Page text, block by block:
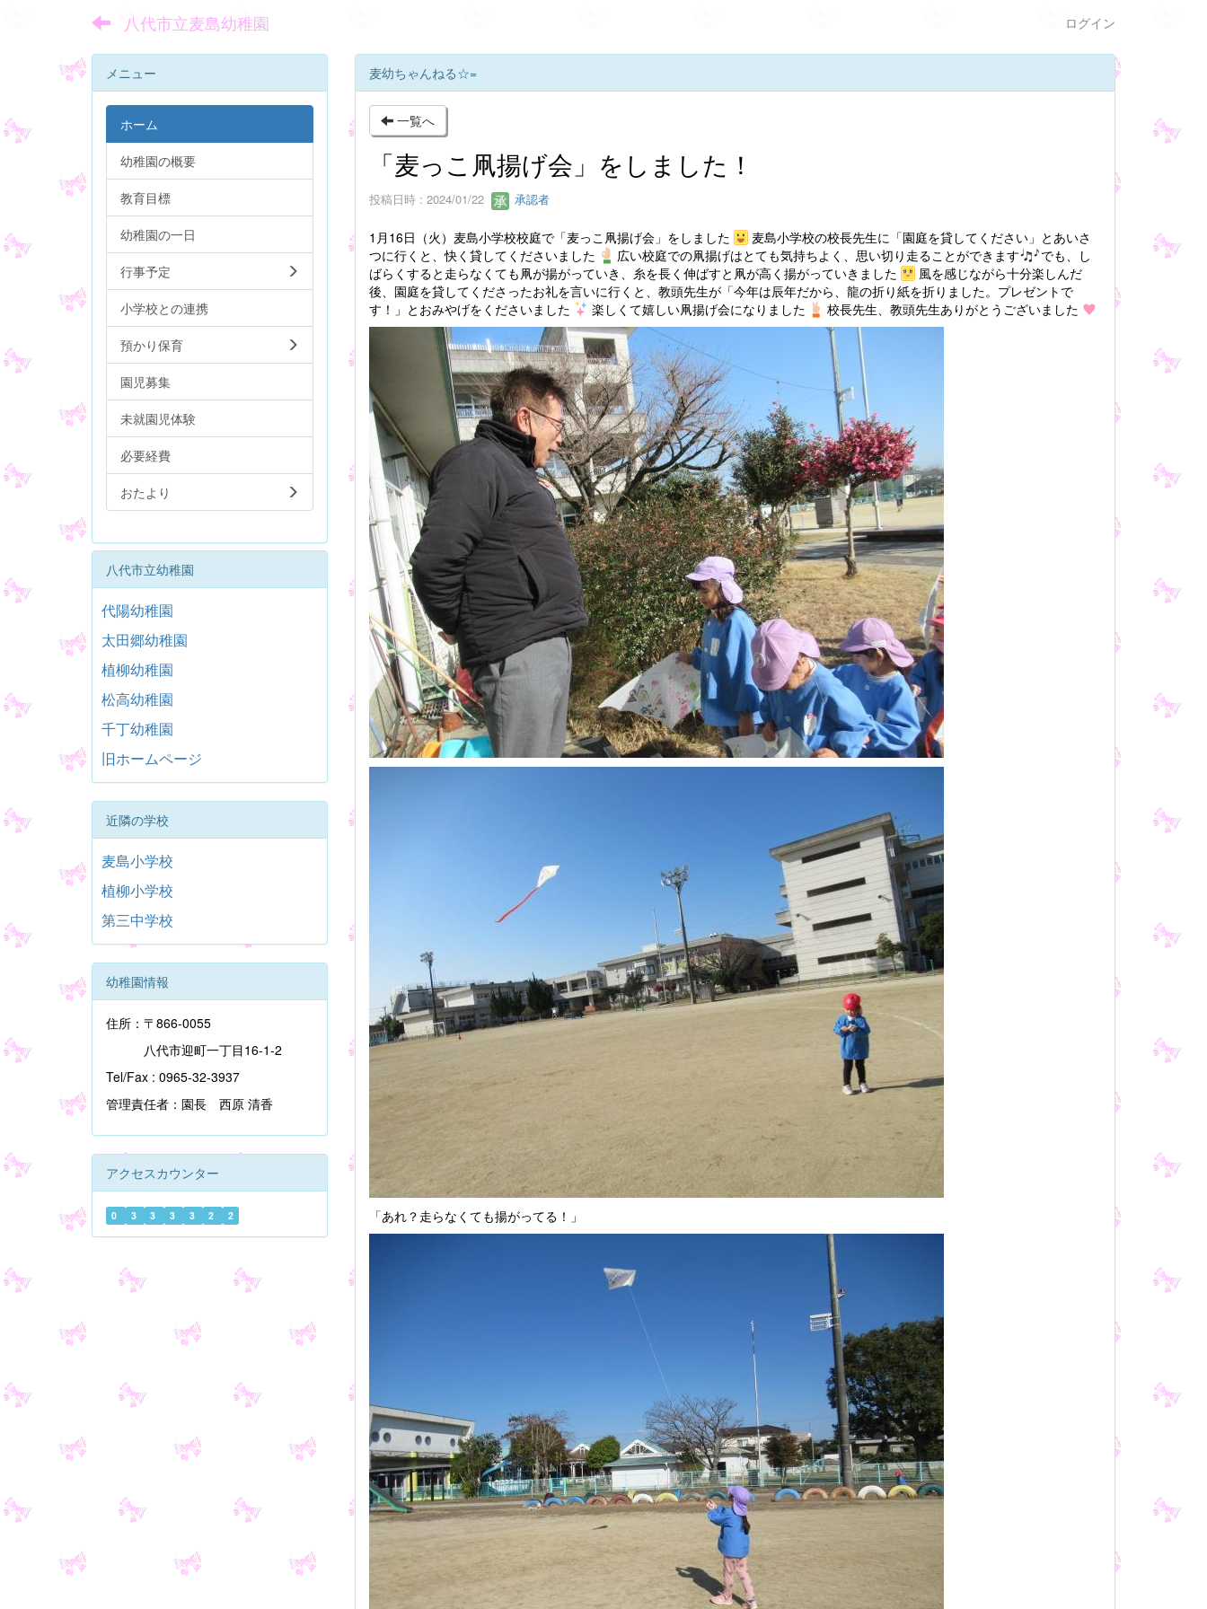
八代市立麦島幼稚園 ログイン
麦幼ちゃんねる☆=
一覧へ
「麦っこ凧揚げ会」をしました！
投稿日時 : 2024/01/22 承認者
1月16日（火）麦島小学校校庭で「麦っこ凧揚げ会」をしました
麦島小学校の校長先生に「園庭を貸してください」とあいさ
つに行くと、快く貸してくださいました
広い校庭での凧揚げはとても気持ちよく、思い切り走ることができます
でも、し
ばらくすると走らなくても凧が揚がっていき、糸を長く伸ばすと凧が高く揚がっていきました
風を感じながら十分楽しんだ
後、園庭を貸してくださったお礼を言いに行くと、教頭先生が「今年は辰年だから、龍の折り紙を折りました。プレゼントで
す！」とおみやげをくださいました
楽しくて嬉しい凧揚げ会になりました 校長先生、教頭先生ありがとうございました
「あれ？走らなくても揚がってる！」
メニュー
ホーム
幼稚園の概要
教育目標
幼稚園の一日
行事予定
小学校との連携
預かり保育
園児募集
未就園児体験
必要経費
おたより
八代市立幼稚園
代陽幼稚園
太田郷幼稚園
植柳幼稚園
松高幼稚園
千丁幼稚園
旧ホームページ
近隣の学校
麦島小学校
植柳小学校
第三中学校
幼稚園情報
住所：〒866-0055
八代市迎町一丁目16-1-2
Tel/Fax : 0965-32-3937
管理責任者：園長 西原 清香
アクセスカウンター
0 3 3 3 3 2 2